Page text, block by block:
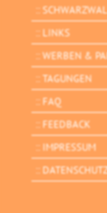
LINKS
WERBEN &
TAGUNGEN
FAQ
FEEDBACK
IMPRESSUM